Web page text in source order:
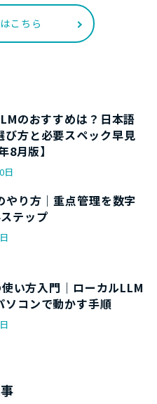
こちら
のおすすめは？日本語
び方と必要スペック早見
8月版】
日
やり方｜重点管理を数字
テップ
い方入門｜ローカルLLM
ソコンで動かす手順